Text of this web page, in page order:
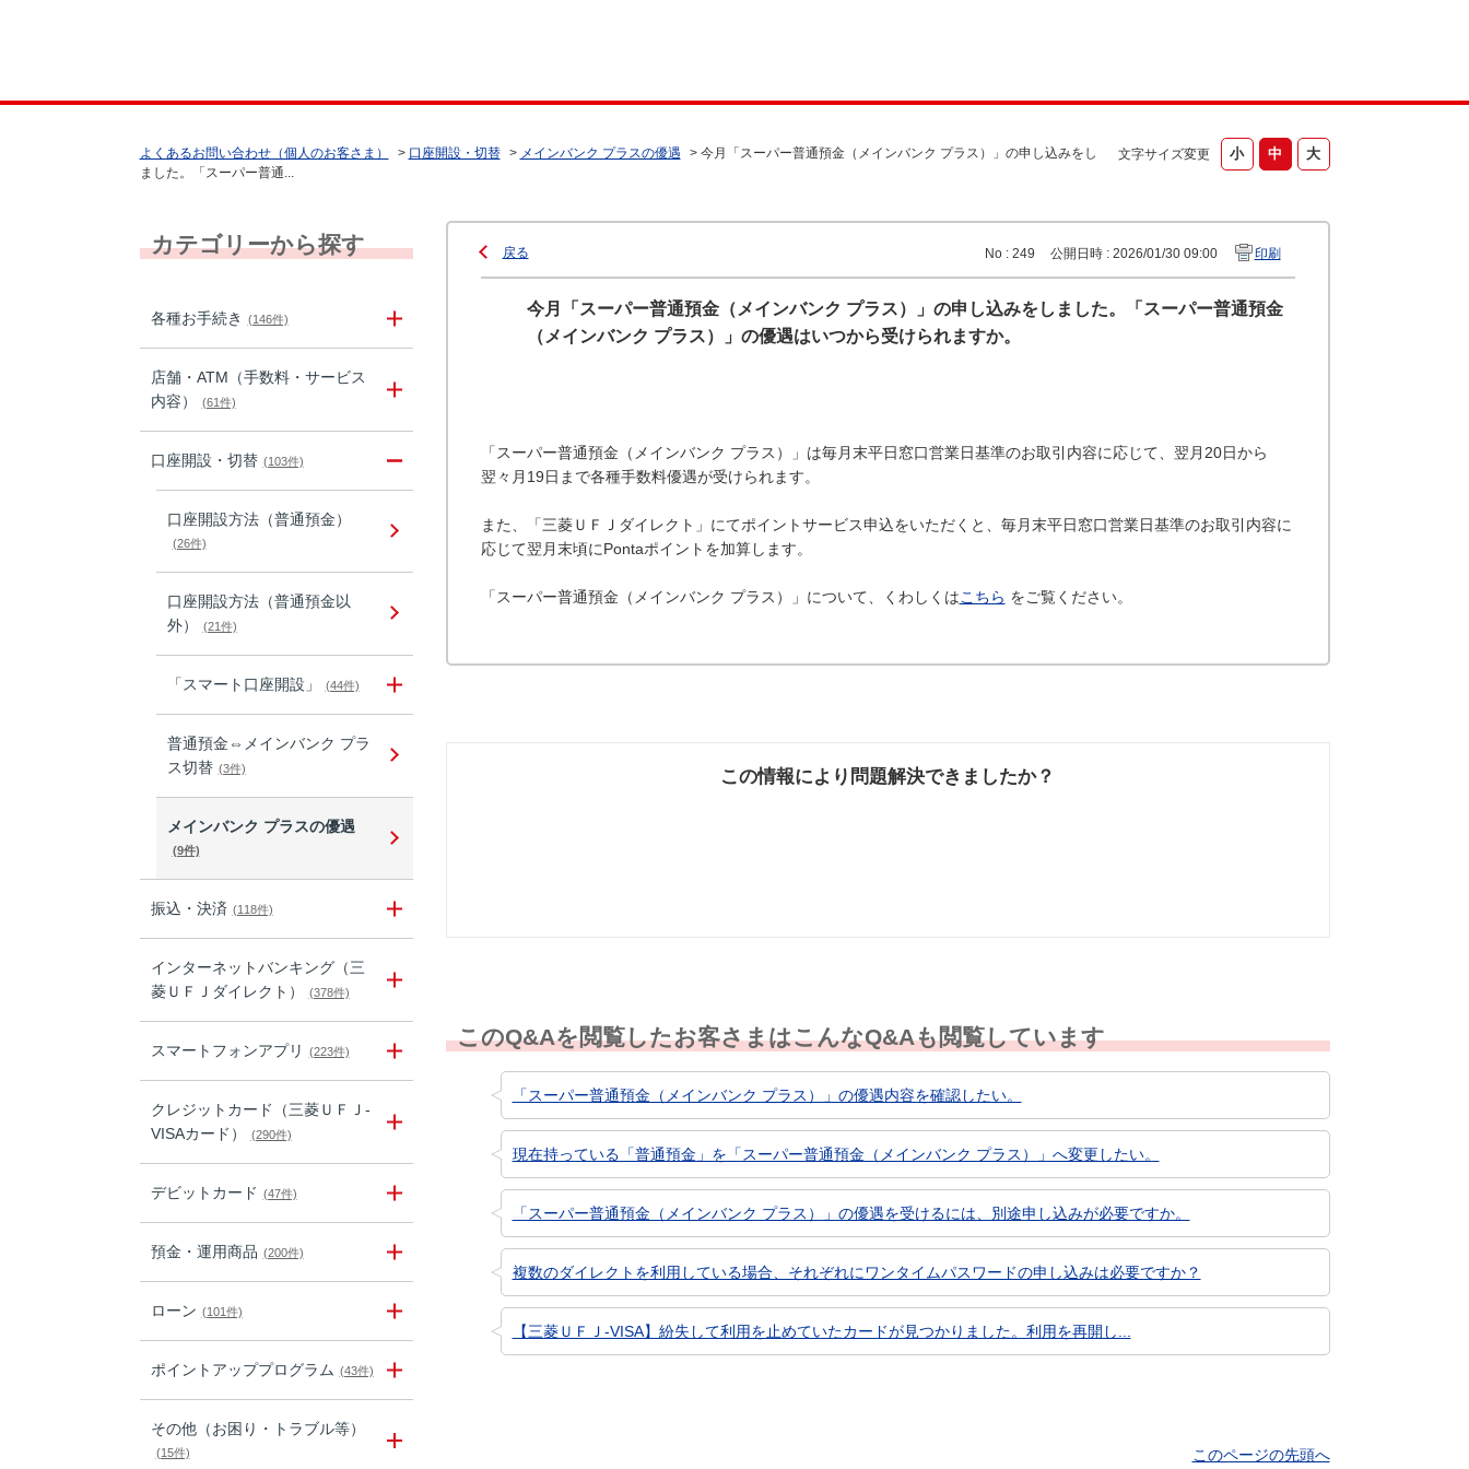
文字サイズ変更
よくあるお問い合わせ（個人のお客さま） > 口座開設・切替 > メインバンク プラスの優遇 > 今月「スーパー普通預金（メインバンク プラス）」の申し込みをし
ました。「スーパー普通...
カテゴリーから探す
各種お手続き (146件)
店舗・ATM（手数料・サービス
内容）
(61件)
口座開設・切替 (103件)
口座開設方法（普通預金）
(26件)
口座開設方法（普通預金以
外）
(21件)
「スマート口座開設」 (44件)
普通預金⇔メインバンク プラ
ス切替 (3件)
メインバンク プラスの優遇
(9件)
振込・決済 (118件)
インターネットバンキング（三
菱ＵＦＪダイレクト）
(378件)
スマートフォンアプリ (223件)
クレジットカード（三菱ＵＦＪ-
VISAカード）
(290件)
デビットカード (47件)
預金・運用商品 (200件)
ローン (101件)
ポイントアッププログラム (43件)
その他（お困り・トラブル等）
(15件)
戻る No : 249 公開日時 : 2026/01/30 09:00 印刷
今月「スーパー普通預金（メインバンク プラス）」の申し込みをしました。「スーパー普通預金
（メインバンク プラス）」の優遇はいつから受けられますか。
「スーパー普通預金（メインバンク プラス）」は毎月末平日窓口営業日基準のお取引内容に応じて、翌月20日から
翌々月19日まで各種手数料優遇が受けられます。
また、「三菱ＵＦＪダイレクト」にてポイントサービス申込をいただくと、毎月末平日窓口営業日基準のお取引内容に
応じて翌月末頃にPontaポイントを加算します。
「スーパー普通預金（メインバンク プラス）」について、くわしくはこちら をご覧ください。
この情報により問題解決できましたか？
このQ&Aを閲覧したお客さまはこんなQ&Aも閲覧しています
「スーパー普通預金（メインバンク プラス）」の優遇内容を確認したい。
現在持っている「普通預金」を「スーパー普通預金（メインバンク プラス）」へ変更したい。
「スーパー普通預金（メインバンク プラス）」の優遇を受けるには、別途申し込みが必要ですか。
複数のダイレクトを利用している場合、それぞれにワンタイムパスワードの申し込みは必要ですか？
【三菱ＵＦＪ-VISA】紛失して利用を止めていたカードが見つかりました。利用を再開し...
このページの先頭へ